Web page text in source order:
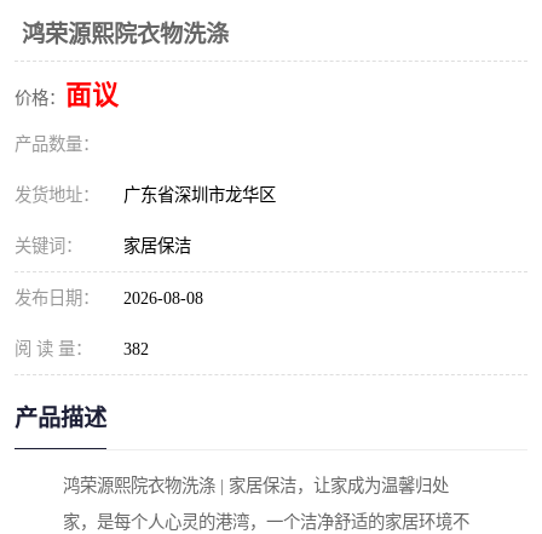
鸿荣源熙院衣物洗涤
价格： 面议
产品数量：
发货地址： 广东省深圳市龙华区
关键词： 家居保洁
发布日期： 2026-08-08
阅 读 量： 382
产品描述
鸿荣源熙院衣物洗涤 | 家居保洁，让家成为温馨归处
家，是每个人心灵的港湾，一个洁净舒适的家居环境不